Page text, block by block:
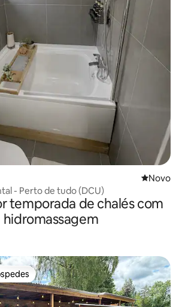
Novo
Novo
- Perto de tudo (DCU)
temporada de chalés com
hidromassagem